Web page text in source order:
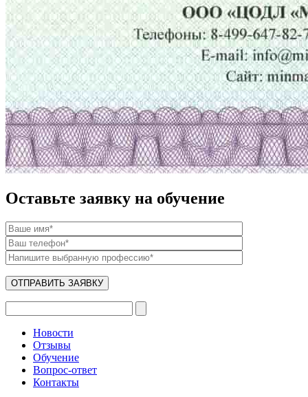
Оставьте заявку на обучение
Новости
Отзывы
Обучение
Вопрос-ответ
Контакты